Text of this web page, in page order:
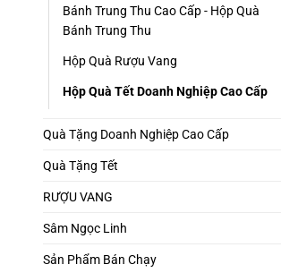
Bánh Trung Thu Cao Cấp - Hộp Quà
Bánh Trung Thu
Hộp Quà Rượu Vang
Hộp Quà Tết Doanh Nghiệp Cao Cấp
Quà Tặng Doanh Nghiệp Cao Cấp
Quà Tặng Tết
RƯỢU VANG
Sâm Ngọc Linh
Sản Phẩm Bán Chạy